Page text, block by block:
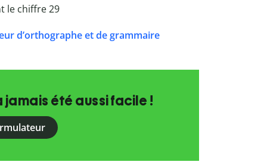
le chiffre 29
d’orthographe et de grammaire
jamais été aussi facile !